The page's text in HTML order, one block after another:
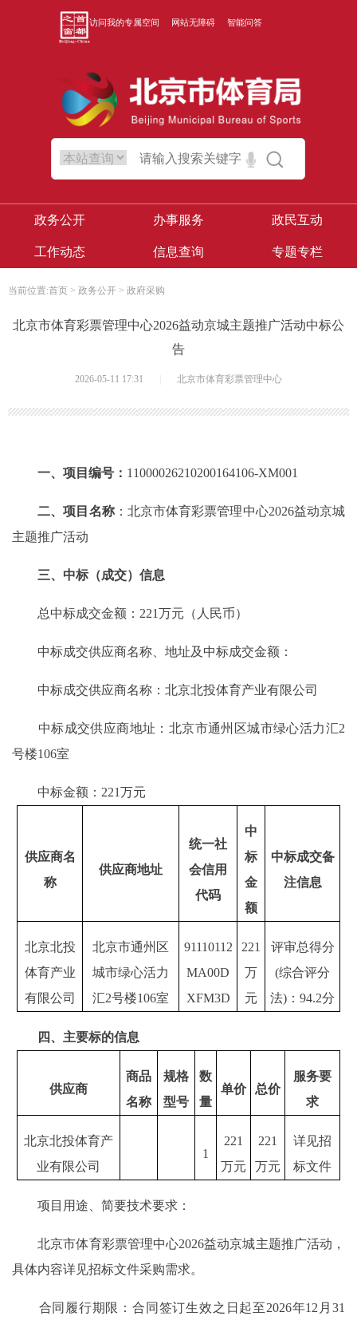
访问我的专属空间 网站无障碍 智能问答
政务公开 办事服务 政民互动
工作动态 信息查询 专题专栏
当前位置:首页 > 政务公开 > 政府采购
北京市体育彩票管理中心2026益动京城主题推广活动中标公
告
2026-05-11 17:31 北京市体育彩票管理中心
一、项目编号： 11000026210200164106-XM001
二、项目名称：北京市体育彩票管理中心2026益动京城
主题推广活动
三、中标（成交）信息
总中标成交金额：221万元（人民币）
中标成交供应商名称、地址及中标成交金额：
中标成交供应商名称：北京北投体育产业有限公司
中标成交供应商地址：北京市通州区城市绿心活力汇2
号楼106室
中标金额：221万元
供应商名
称
供应商地址
统一社
会信用
代码
中
标
金
额
中标成交备
注信息
北京北投
体育产业
有限公司
北京市通州区
城市绿心活力
汇2号楼106室
91110112
MA00D
XFM3D
221
万
元
评审总得分
(综合评分
法)：94.2分
四、主要标的信息
供应商
商品
名称
规格
型号
数
量
单价 总价
服务要
求
北京北投体育产
业有限公司
1
221
万元
221
万元
详见招
标文件
项目用途、简要技术要求：
北京市体育彩票管理中心2026益动京城主题推广活动，
具体内容详见招标文件采购需求。
合同履行期限：合同签订生效之日起至2026年12月31